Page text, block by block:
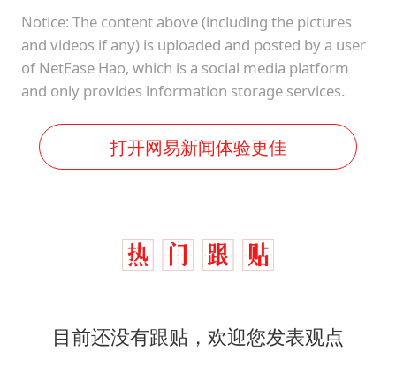
Notice: The content above (including the pictures
and videos if any) is uploaded and posted by a user
of NetEase Hao, which is a social media platform
and only provides information storage services.
打开网易新闻体验更佳
目前还没有跟贴，欢迎您发表观点